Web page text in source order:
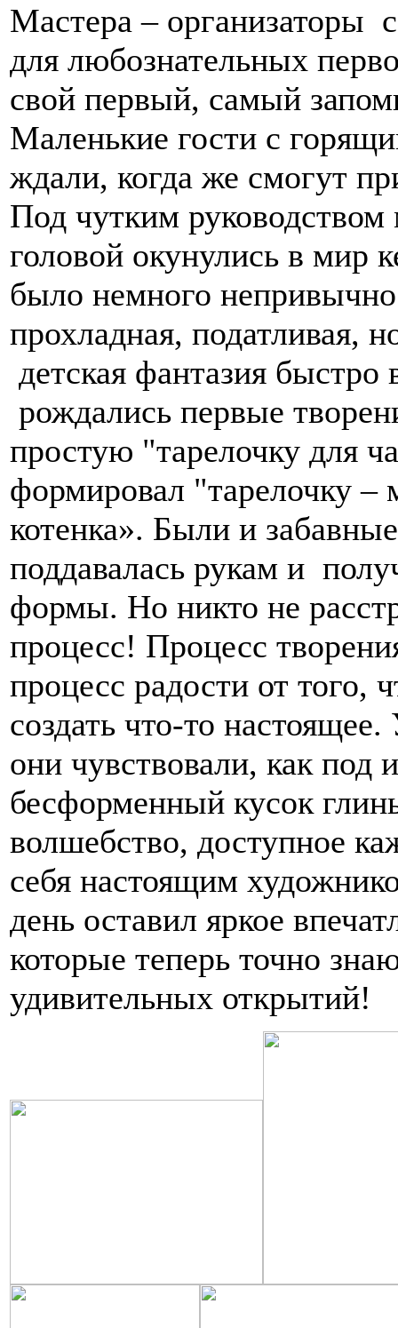
Мастера – организаторы
для любознательных
свой первый, самый
Маленькие гости с
ждали, когда же смогут
Под чутким
головой окунулись в мир
было немного непривычно
прохладная, податливая,
детская фантазия быстро
рождались первые
простую "тарелочку для
формировал "тарелочку –
котенка». Были и
поддавалась рукам и
формы. Но никто не
процесс! Процесс
процесс радости от того,
создать что-то настоящее.
они чувствовали, как под
бесформенный кусок
волшебство, доступное
себя настоящим
день оставил яркое
которые теперь точно
удивительных открытий!